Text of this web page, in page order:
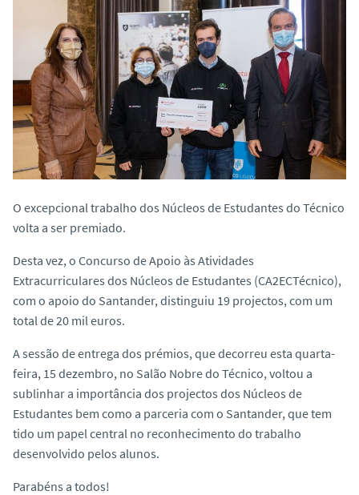
O excepcional trabalho dos Núcleos de Estudantes do Técnico
volta a ser premiado.
Desta vez, o Concurso de Apoio às Atividades
Extracurriculares dos Núcleos de Estudantes (CA2ECTécnico),
com o apoio do Santander, distinguiu 19 projectos, com um
total de 20 mil euros.
A sessão de entrega dos prémios, que decorreu esta quarta-
feira, 15 dezembro, no Salão Nobre do Técnico, voltou a
sublinhar a importância dos projectos dos Núcleos de
Estudantes bem como a parceria com o Santander, que tem
tido um papel central no reconhecimento do trabalho
desenvolvido pelos alunos.
Parabéns a todos!